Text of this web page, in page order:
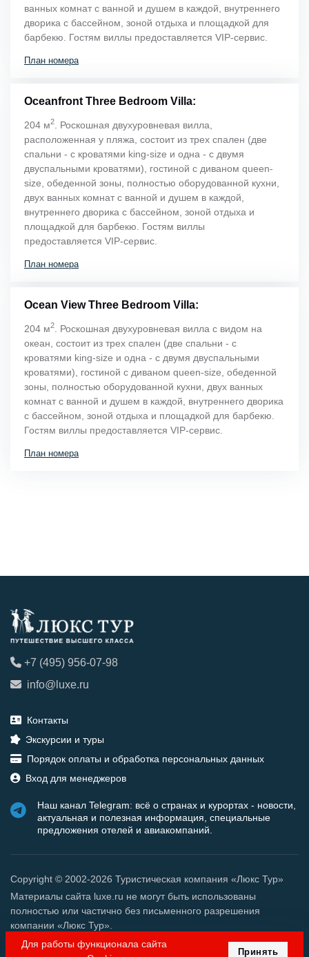
ванных комнат с ванной и душем в каждой, внутреннего
дворика с бассейном, зоной отдыха и площадкой для
барбекю. Гостям виллы предоставляется VIP-сервис.
План номера
Oceanfront Three Bedroom Villa:
204 м2
. Роскошная двухуровневая вилла,
расположенная у пляжа, состоит из трех спален (две
спальни - с кроватями king-size и одна - с двумя
двуспальными кроватями), гостиной с диваном queen-
size, обеденной зоны, полностью оборудованной кухни,
двух ванных комнат с ванной и душем в каждой,
внутреннего дворика с бассейном, зоной отдыха и
площадкой для барбекю. Гостям виллы
предоставляется VIP-сервис.
План номера
Ocean View Three Bedroom Villa:
204 м2
. Роскошная двухуровневая вилла с видом на
океан, состоит из трех спален (две спальни - с
кроватями king-size и одна - с двумя двуспальными
кроватями), гостиной с диваном queen-size, обеденной
зоны, полностью оборудованной кухни, двух ванных
комнат с ванной и душем в каждой, внутреннего дворика
с бассейном, зоной отдыха и площадкой для барбекю.
Гостям виллы предоставляется VIP-сервис.
План номера
+7 (495) 956-07-98
info@luxe.ru
Контакты
Экскурсии и туры
Порядок оплаты и обработка персональных данных
Вход для менеджеров
Наш канал Telegram: всё о странах и курортах - новости,
актуальная и полезная информация, специальные
предложения отелей и авиакомпаний.
Copyright © 2002-2026 Туристическая компания «Люкс Тур»
Материалы сайта luxe.ru не могут быть использованы
полностью или частично без письменного разрешения
компании «Люкс Тур».
Для работы функционала сайта
Принять